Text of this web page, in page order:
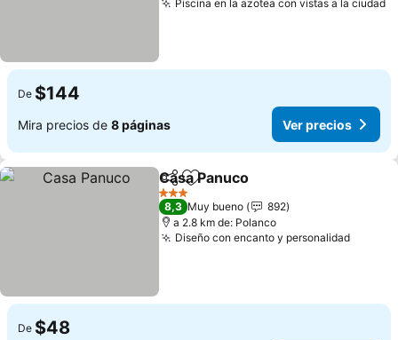
Piscina en la azotea con vistas a la ciudad
De $144
Mira precios de 8 páginas Ver precios
CompartirAgregar a favoritos
Casa Panuco
3 Estrellas
8,3 Muy bueno
892
a 2.8 km de: Polanco
Diseño con encanto y personalidad
De $48